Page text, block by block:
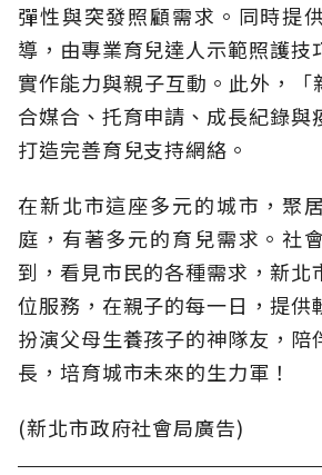
彈性與突發照顧需求。同時提
導，由專業育兒達人示範照護技
實作能力與親子互動。此外，
合媒合、托育申請、成長紀錄與
打造完善育兒支持網絡。
在新北市這座多元的城市，聚
庭，有著多元的育兒需求。社
到，看見市民的各種需求，新北
位服務，在親子的每一日，提供
扮演父母生養孩子的神隊友，陪
長，培育城市未來的生力軍！
(新北市政府社會局廣告)